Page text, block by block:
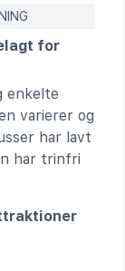
for
enkelte
varierer og
har lavt
har trinfri